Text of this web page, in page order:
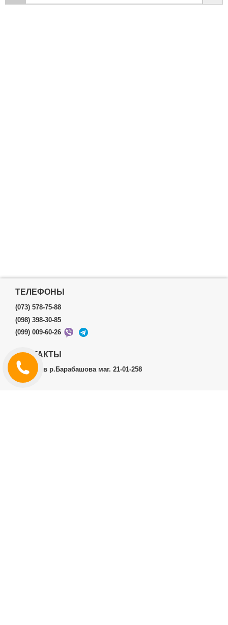
ТЕЛЕФОНЫ
(073) 578-75-88
(098) 398-30-85
(099) 009-60-26
КОНТАКТЫ
г.Харьков р.Барабашова маг. 21-01-258